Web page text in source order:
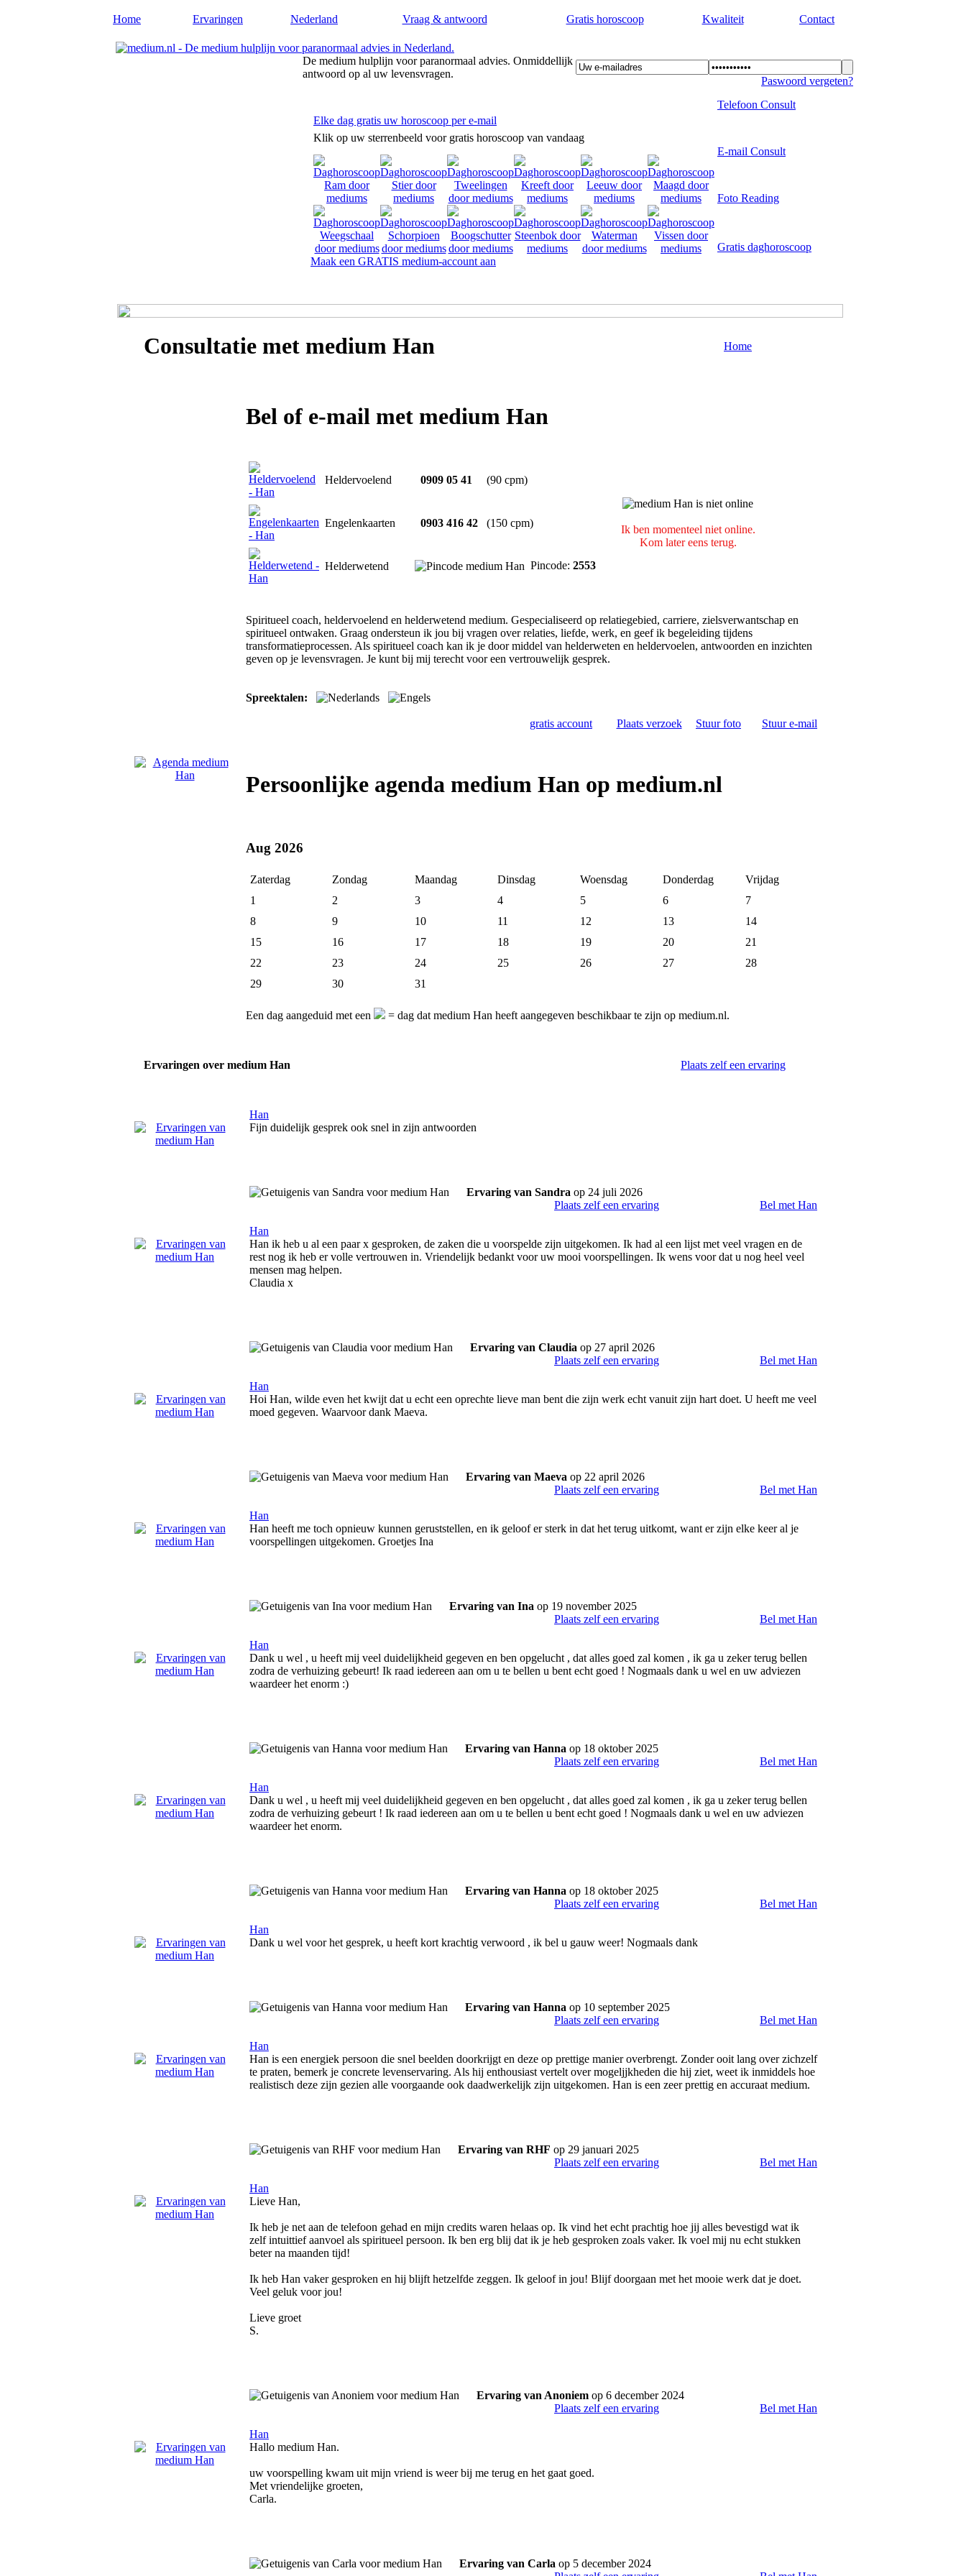
Home Ervaringen Nederland Vraag & antwoord Gratis horoscoop Kwaliteit Contact
De medium hulplijn voor paranormaal advies. Onmiddellijk
antwoord op al uw levensvragen.
Paswoord vergeten?
Elke dag gratis uw horoscoop per e-mail
Klik op uw sterrenbeeld voor gratis horoscoop van vandaag
Maak een GRATIS medium-account aan
Telefoon Consult
E-mail Consult
Foto Reading
Gratis daghoroscoop
Consultatie met medium Han Home
Bel of e-mail met medium Han
Heldervoelend 0909 05 41 (90 cpm)
Ik ben momenteel niet online.
Kom later eens terug.
Engelenkaarten 0903 416 42 (150 cpm)
Helderwetend Pincode: 2553
Spiritueel coach, heldervoelend en helderwetend medium. Gespecialiseerd op relatiegebied, carriere, zielsverwantschap en
spiritueel ontwaken. Graag ondersteun ik jou bij vragen over relaties, liefde, werk, en geef ik begeleiding tijdens
transformatieprocessen. Als spiritueel coach kan ik je door middel van helderweten en heldervoelen, antwoorden en inzichten
geven op je levensvragen. Je kunt bij mij terecht voor een vertrouwelijk gesprek.
Spreektalen:
gratis account Plaats verzoek Stuur foto Stuur e-mail
Persoonlijke agenda medium Han op medium.nl
Aug 2026
Zaterdag Zondag Maandag Dinsdag Woensdag Donderdag
Vrijdag
1
2 3 4 5 6
7
8
9 10 11 12 13
14
15
16 17 18 19 20
21
22
23 24 25 26 27
28
29
30 31
Een dag aangeduid met een = dag dat medium Han heeft aangegeven beschikbaar te zijn op medium.nl.
Ervaringen over medium Han Plaats zelf een ervaring
Han
Fijn duidelijk gesprek ook snel in zijn antwoorden
Ervaring van Sandra op 24 juli 2026
Plaats zelf een ervaring
Bel met Han
Han
Han ik heb u al een paar x gesproken, de zaken die u voorspelde zijn uitgekomen. Ik had al een lijst met veel vragen en de
rest nog ik heb er volle vertrouwen in. Vriendelijk bedankt voor uw mooi voorspellingen. Ik wens voor dat u nog heel veel
mensen mag helpen.
Claudia x
Ervaring van Claudia op 27 april 2026
Plaats zelf een ervaring
Bel met Han
Han
Hoi Han, wilde even het kwijt dat u echt een oprechte lieve man bent die zijn werk echt vanuit zijn hart doet. U heeft me veel
moed gegeven. Waarvoor dank Maeva.
Ervaring van Maeva op 22 april 2026
Plaats zelf een ervaring
Bel met Han
Han
Han heeft me toch opnieuw kunnen geruststellen, en ik geloof er sterk in dat het terug uitkomt, want er zijn elke keer al je
voorspellingen uitgekomen. Groetjes Ina
Ervaring van Ina op 19 november 2025
Plaats zelf een ervaring
Bel met Han
Han
Dank u wel , u heeft mij veel duidelijkheid gegeven en ben opgelucht , dat alles goed zal komen , ik ga u zeker terug bellen
zodra de verhuizing gebeurt! Ik raad iedereen aan om u te bellen u bent echt goed ! Nogmaals dank u wel en uw adviezen
waardeer het enorm :)
Ervaring van Hanna op 18 oktober 2025
Plaats zelf een ervaring
Bel met Han
Han
Dank u wel , u heeft mij veel duidelijkheid gegeven en ben opgelucht , dat alles goed zal komen , ik ga u zeker terug bellen
zodra de verhuizing gebeurt ! Ik raad iedereen aan om u te bellen u bent echt goed ! Nogmaals dank u wel en uw adviezen
waardeer het enorm.
Ervaring van Hanna op 18 oktober 2025
Plaats zelf een ervaring
Bel met Han
Han
Dank u wel voor het gesprek, u heeft kort krachtig verwoord , ik bel u gauw weer! Nogmaals dank
Ervaring van Hanna op 10 september 2025
Plaats zelf een ervaring
Bel met Han
Han
Han is een energiek persoon die snel beelden doorkrijgt en deze op prettige manier overbrengt. Zonder ooit lang over zichzelf
te praten, bemerk je concrete levenservaring. Als hij enthousiast vertelt over mogeljjkheden die hij ziet, weet ik inmiddels hoe
realistisch deze zijn gezien alle voorgaande ook daadwerkelijk zijn uitgekomen. Han is een zeer prettig en accuraat medium.
Ervaring van RHF op 29 januari 2025
Plaats zelf een ervaring
Bel met Han
Han
Lieve Han,
Ik heb je net aan de telefoon gehad en mijn credits waren helaas op. Ik vind het echt prachtig hoe jij alles bevestigd wat ik
zelf intuittief aanvoel als spiritueel persoon. Ik ben erg blij dat ik je heb gesproken zoals vaker. Ik voel mij nu echt stukken
beter na maanden tijd!
Ik heb Han vaker gesproken en hij blijft hetzelfde zeggen. Ik geloof in jou! Blijf doorgaan met het mooie werk dat je doet.
Veel geluk voor jou!
Lieve groet
S.
Ervaring van Anoniem op 6 december 2024
Plaats zelf een ervaring
Bel met Han
Han
Hallo medium Han.
uw voorspelling kwam uit mijn vriend is weer bij me terug en het gaat goed.
Met vriendelijke groeten,
Carla.
Ervaring van Carla op 5 december 2024